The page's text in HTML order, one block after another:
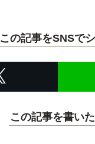
この記事をSNSで
この記事を書い